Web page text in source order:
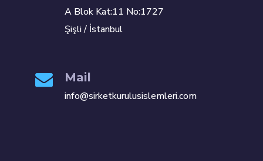
A Blok Kat:11 No:1727
Şişli / İstanbul
Mail
info@sirketkurulusislemleri.com